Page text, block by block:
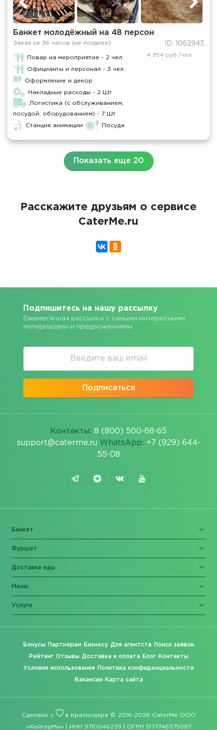
Банкет молодёжный на 48 персон
Заказ за 36 часов (не позднее) ID: 1062943
Повар на мероприятие - 2 чел.
Официанты и персонал - 3 чел.
Оформление и декор
Накладные расходы - 2 Шт
Логистика (с обслуживанием,
посудой, оборудованием) - 7 Шт
Станция анимации Посуда
4 854 руб./чел.
Показать еще 20
Расскажите друзьям о сервисе
CaterMe.ru
Подпишитесь на нашу рассылку
Ежемесячная рассылка с самыми интересными
материалами и предложениями
Подписаться
Контакты: 8 (800) 500-68-65
support@caterme.ru WhatsApp: +7 (929) 644-
55-08
Банкет
Фуршет
Доставка еды
Меню
Услуги
Бонусы Партнерам Бизнесу Для агентств Поиск заявок
Рейтинг Отзывы Доставка и оплата Блог Контакты
Условия использования Политика конфиденциальности
Вакансии Карта сайта
Сделано с в Краснодаре © 2016-2026 CaterMe ООО
«КейтерМи» | ИНН 9710046239 | ОГРН 5177746375087